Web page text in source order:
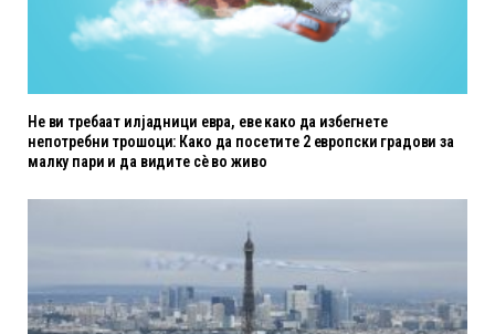
Не ви требаат илјадници евра, еве како да избегнете
непотребни трошоци: Како да посетите 2 европски градови за
малку пари и да видите сè во живо